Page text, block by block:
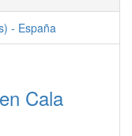
) - España
Cala